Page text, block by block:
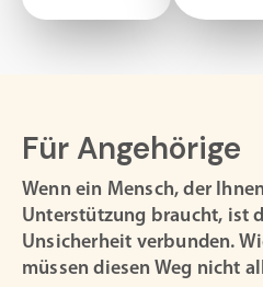
Für Angehörige
Wenn ein Mensch, der
Unterstützung braucht, ist
Unsicherheit verbunden.
müssen diesen Weg nicht